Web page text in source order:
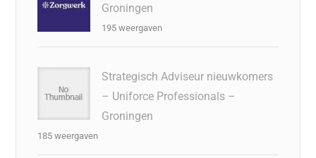
Groningen
195 weergaven
Strategisch Adviseur nieuwkomers
– Uniforce Professionals –
Groningen
185 weergaven